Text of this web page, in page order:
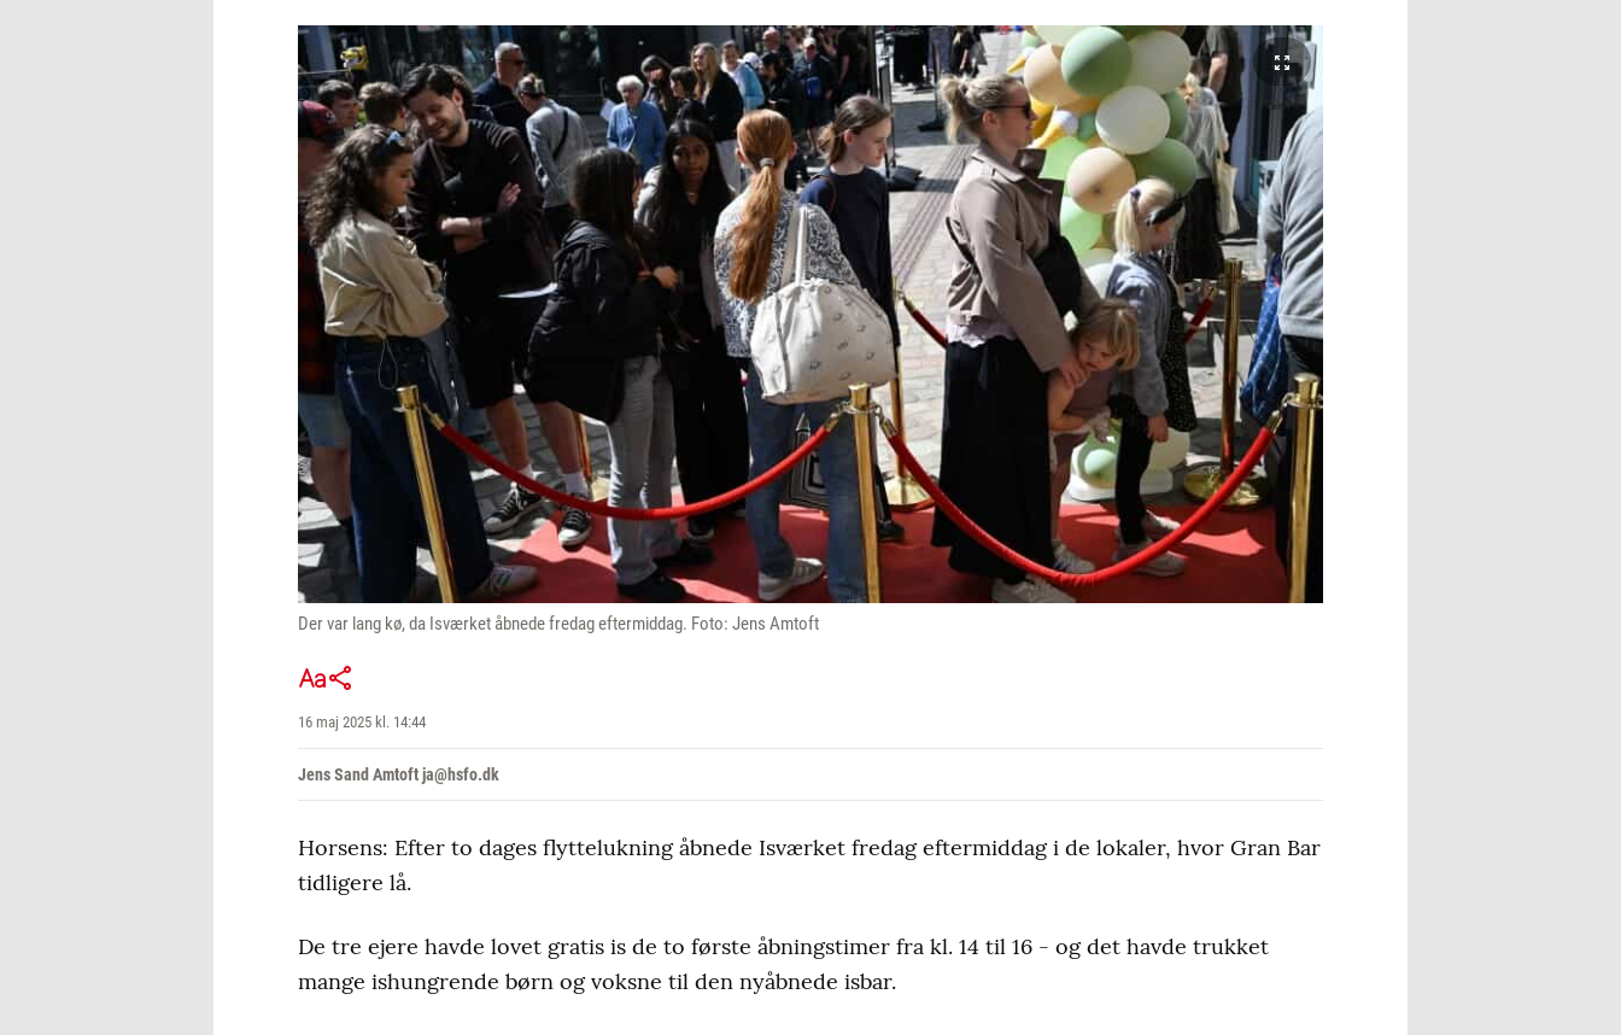
Der var lang kø, da Isværket åbnede fredag eftermiddag. Foto: Jens Amtoft
16 maj 2025 kl. 14:44
Jens Sand Amtoft ja@hsfo.dk
Horsens: Efter to dages flyttelukning åbnede Isværket fredag eftermiddag i de lokaler, hvor Gran Bar
tidligere lå.
De tre ejere havde lovet gratis is de to første åbningstimer fra kl. 14 til 16 - og det havde trukket
mange ishungrende børn og voksne til den nyåbnede isbar.